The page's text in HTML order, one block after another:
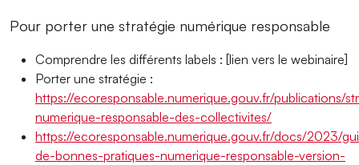
Pour porter une stratégie numérique responsable
Comprendre les différents labels : [lien vers le webinaire]
Porter une stratégie :
https://ecoresponsable.numerique.gouv.fr/publications/
numerique-responsable-des-collectivites/
https://ecoresponsable.numerique.gouv.fr/docs/2023/
de-bonnes-pratiques-numerique-responsable-version-